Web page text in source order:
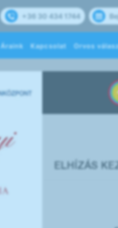
+36 30 434 1744
Áraink Kapcsolat Orvos
ELHÍZÁS